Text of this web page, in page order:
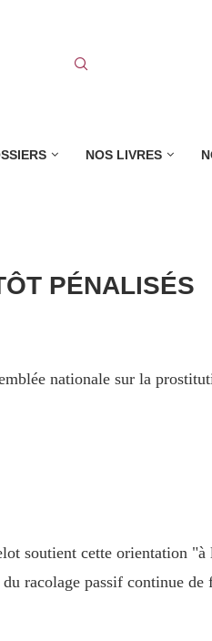
NOS LIVRES
PÉNALISÉS
nationale sur la
soutient cette orientation "à
racolage passif continue de